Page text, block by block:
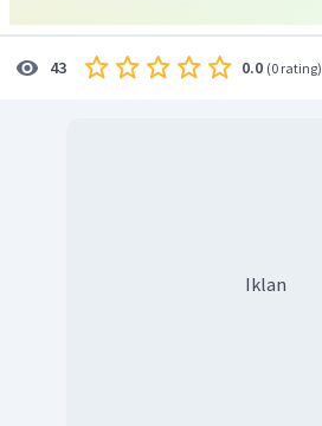
mendatang.
43 0.0 (0 rating)
Iklan